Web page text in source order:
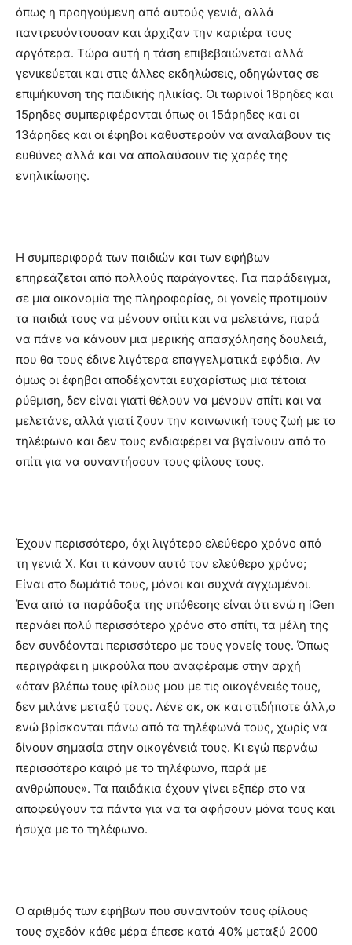
όπως η προηγούμενη από αυτούς γενιά, αλλά
παντρευόντουσαν και άρχιζαν την καριέρα τους
αργότερα. Τώρα αυτή η τάση επιβεβαιώνεται αλλά
γενικεύεται και στις άλλες εκδηλώσεις, οδηγώντας σε
επιμήκυνση της παιδικής ηλικίας. Οι τωρινοί 18ρηδες και
15ρηδες συμπεριφέρονται όπως οι 15άρηδες και οι
13άρηδες και οι έφηβοι καθυστερούν να αναλάβουν τις
ευθύνες αλλά και να απολαύσουν τις χαρές της
ενηλικίωσης.
Η συμπεριφορά των παιδιών και των εφήβων
επηρεάζεται από πολλούς παράγοντες. Για παράδειγμα,
σε μια οικονομία της πληροφορίας, οι γονείς προτιμούν
τα παιδιά τους να μένουν σπίτι και να μελετάνε, παρά
να πάνε να κάνουν μια μερικής απασχόλησης δουλειά,
που θα τους έδινε λιγότερα επαγγελματικά εφόδια. Αν
όμως οι έφηβοι αποδέχονται ευχαρίστως μια τέτοια
ρύθμιση, δεν είναι γιατί θέλουν να μένουν σπίτι και να
μελετάνε, αλλά γιατί ζουν την κοινωνική τους ζωή με το
τηλέφωνο και δεν τους ενδιαφέρει να βγαίνουν από το
σπίτι για να συναντήσουν τους φίλους τους.
Έχουν περισσότερο, όχι λιγότερο ελεύθερο χρόνο από
τη γενιά X. Και τι κάνουν αυτό τον ελεύθερο χρόνο;
Είναι στο δωμάτιό τους, μόνοι και συχνά αγχωμένοι.
Ένα από τα παράδοξα της υπόθεσης είναι ότι ενώ η iGen
περνάει πολύ περισσότερο χρόνο στο σπίτι, τα μέλη της
δεν συνδέονται περισσότερο με τους γονείς τους. Όπως
περιγράφει η μικρούλα που αναφέραμε στην αρχή
«όταν βλέπω τους φίλους μου με τις οικογένειές τους,
δεν μιλάνε μεταξύ τους. Λένε οκ, οκ και οτιδήποτε άλλ,ο
ενώ βρίσκονται πάνω από τα τηλέφωνά τους, χωρίς να
δίνουν σημασία στην οικογένειά τους. Κι εγώ περνάω
περισσότερο καιρό με το τηλέφωνο, παρά με
ανθρώπους». Τα παιδάκια έχουν γίνει εξπέρ στο να
αποφεύγουν τα πάντα για να τα αφήσουν μόνα τους και
ήσυχα με το τηλέφωνο.
Ο αριθμός των εφήβων που συναντούν τους φίλους
τους σχεδόν κάθε μέρα έπεσε κατά 40% μεταξύ 2000